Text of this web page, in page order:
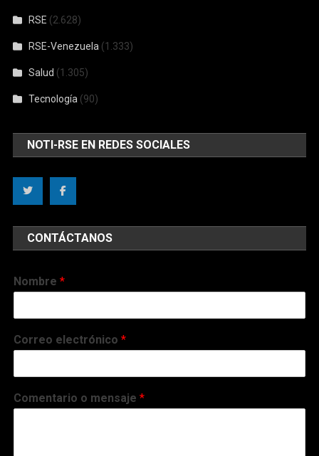
RSE (2.628)
RSE-Venezuela (1.333)
Salud (1.305)
Tecnología (90)
NOTI-RSE EN REDES SOCIALES
CONTÁCTANOS
Nombre*
Correo electrónico*
Comentario o mensaje*